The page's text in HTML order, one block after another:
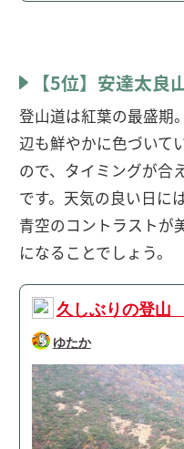
【5位】安達太良
登山道は紅葉の最盛期
辺も鮮やかに色づいて
ので、タイミングが合
です。天気の良い日に
青空のコントラストが
になることでしょう。